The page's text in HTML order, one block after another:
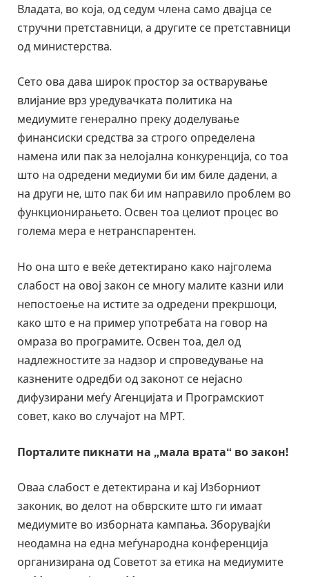
Владата, во која, од седум члена само двајца се
стручни претставници, а другите се претставници
од министерства.
Сето ова дава широк простор за остварување
влијание врз уредувачката политика на
медиумите генерално преку доделување
финансиски средства за строго определена
намена или пак за нелојална конкуренција, со тоа
што на одредени медиуми би им биле дадени, а
на други не, што пак би им направило проблем во
функционирањето. Освен тоа целиот процес во
голема мера е нетранспарентен.
Но она што е веќе детектирано како најголема
слабост на овој закон се многу малите казни или
непостоење на истите за одредени прекршоци,
како што е на пример употребата на говор на
омраза во програмите. Освен тоа, дел од
надлежностите за надзор и спроведување на
казнените одредби од законот се нејасно
дифузирани меѓу Агенцијата и Програмскиот
совет, како во случајот на МРТ.
Порталите пикнати на „мала врата“ во закон!
Оваа слабост е детектирана и кај Изборниот
законик, во делот на обврските што ги имаат
медиумите во изборната кампања. Зборувајќи
неодамна на една меѓународна конференција
организирана од Советот за етика на медиумите